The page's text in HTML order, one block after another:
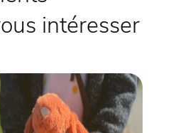
intéresser